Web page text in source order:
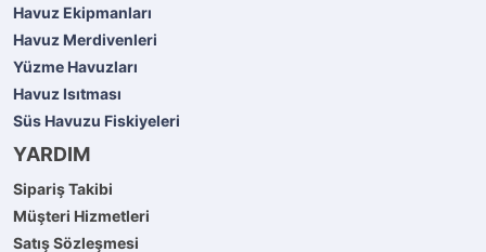
Havuz Ekipmanları
Havuz Merdivenleri
Yüzme Havuzları
Havuz Isıtması
Süs Havuzu Fiskiyeleri
YARDIM
Sipariş Takibi
Müşteri Hizmetleri
Satış Sözleşmesi